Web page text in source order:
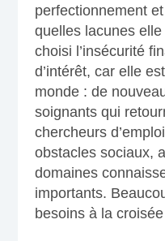
perfectionnement
quelles lacunes
choisi l’insécurité
d’intérêt, car elle
monde : de
soignants qui
chercheurs
obstacles sociaux,
domaines
importants.
besoins à la